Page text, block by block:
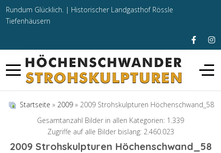
Rundum Glücklich. | Historischer Landgasthof Rössle
Tiefenhäusern
Startseite » 2009 » 2009 Strohskulpturen Höchenschwand_58
Gesamtanzahl Bilder in allen Kategorien: 1.339
Zugriffe auf alle Bilder bislang: 2.460.023
2009 Strohskulpturen Höchenschwand_58